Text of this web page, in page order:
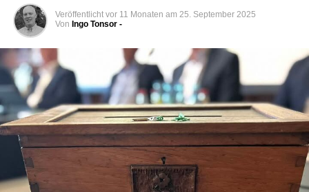
Veröffentlicht vor 11 Monaten am 25. September 2025
Von Ingo Tonsor -